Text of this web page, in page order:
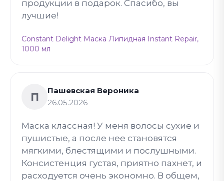
продукции в подарок. Спасибо, вы
лучшие!
Constant Delight Маска Липидная Instant Repair,
1000 мл
П
Пашевская Вероника
26.05.2026
Маска классная! У меня волосы сухие и
пушистые, а после нее становятся
мягкими, блестящими и послушными.
Консистенция густая, приятно пахнет, и
расходуется очень экономно. В общем,